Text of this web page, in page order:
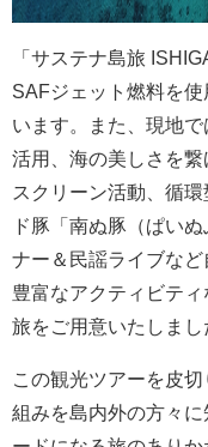
「サステナ島旅
SAFジェット燃料を
います。また、現地
活用、海の美しさを
スクリーン活動、循
ド豚「南ぬ豚（ぱい
ナー＆民謡ライブな
豊富なアクティビテ
旅をご用意いたしまし
この観光ツアーを皮
組みを島内外の方々